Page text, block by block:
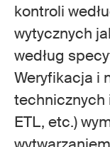
kontroli
wytycznych
według
Weryfikacja i
technicznych
ETL, etc.)